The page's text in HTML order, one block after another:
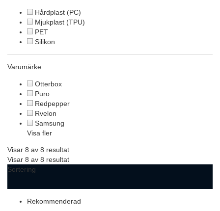
Hårdplast (PC)
Mjukplast (TPU)
PET
Silikon
Varumärke
Otterbox
Puro
Redpepper
Rvelon
Samsung
Visa fler
Visar 8 av 8 resultat
Visar 8 av 8 resultat
Sortering
Rekommenderad